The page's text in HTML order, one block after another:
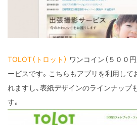
TOLOT（トロット） ワンコイン（５００
ービスです。こちらもアプリを利用し
れますし、表紙デザインのラインナップ
す。